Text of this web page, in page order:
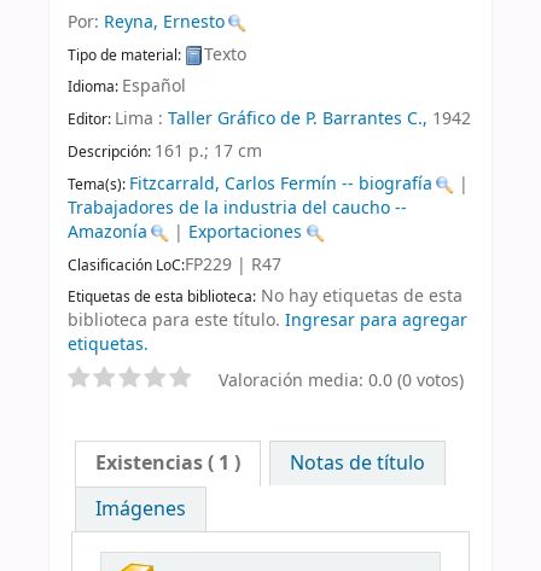
Por: Reyna, Ernesto
Tipo de material: Texto
Idioma: Español
Editor: Lima : Taller Gráfico de P. Barrantes C., 1942
Descripción: 161 p.; 17 cm
Tema(s): Fitzcarrald, Carlos Fermín -- biografía
|
Trabajadores de la industria del caucho --
Amazonía
| Exportaciones
Clasificación LoC:FP229 | R47
Etiquetas de esta biblioteca: No hay etiquetas de esta
biblioteca para este título. Ingresar para agregar
etiquetas.
Valoración media: 0.0 (0 votos)
Existencias( 1 )
Notas de título
Imágenes